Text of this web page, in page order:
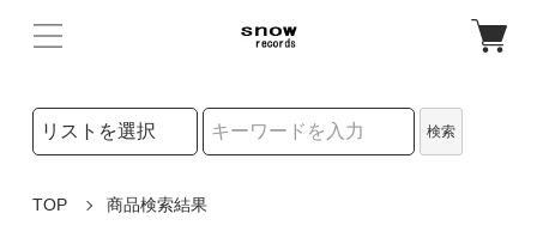
検索リストの選択
検索
TOP 商品検索結果